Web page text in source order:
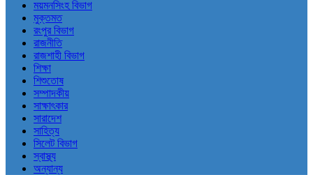
ময়মনসিংহ বিভাগ
মুক্তমত
রংপুর বিভাগ
রাজনীতি
রাজশাহী বিভাগ
শিক্ষা
শিশুতোষ
সম্পাদকীয়
সাক্ষাৎকার
সারাদেশ
সাহিত্য
সিলেট বিভাগ
স্বাস্থ্য
অন্যান্য